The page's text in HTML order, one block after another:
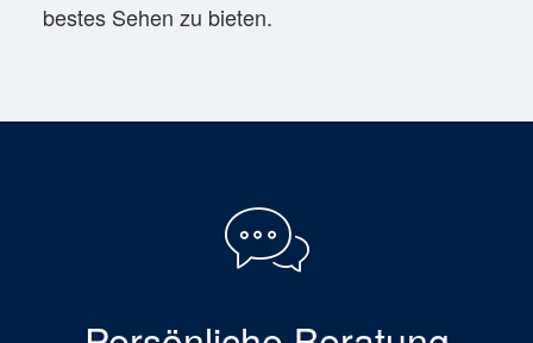
bestes Sehen zu bieten.